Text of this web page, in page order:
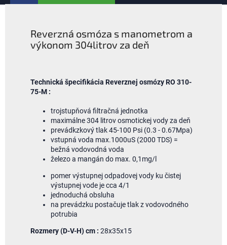
Reverzná osmóza s manometrom a
výkonom 304litrov za deň
Technická špecifikácia Reverznej osmózy RO 310-
75-M :
trojstupňová filtračná jednotka
maximálne 304 litrov osmotickej vody za deň
prevádkzkový tlak 45-100 Psi (0.3 - 0.67Mpa)
vstupná voda max.1000uS (2000 TDS) =
bežná vodovodná voda
železo a mangán do max. 0,1mg/l
pomer výstupnej odpadovej vody ku čistej
výstupnej vode je cca 4/1
jednoduchá obsluha
na prevádzku postačuje tlak z vodovodného
potrubia
Rozmery (D-V-H) cm : 28x35x15